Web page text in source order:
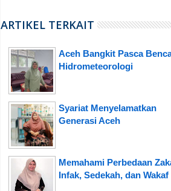
ARTIKEL TERKAIT
Aceh Bangkit Pasca
Hidrometeorologi
Syariat Menyelamatkan
Generasi Aceh
Memahami Perbedaan
Infak, Sedekah, dan Wakaf